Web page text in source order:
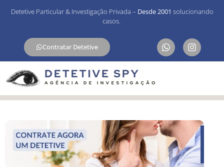
Detetive Particular & Investigação Privada – Desde 2001 solucionando
casos.
Contratar Detetive